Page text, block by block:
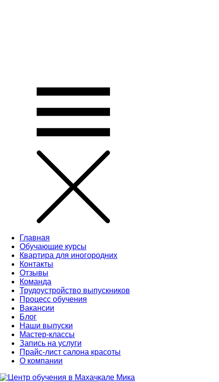
Главная
Обучающие курсы
Квартира для иногородних
Контакты
Отзывы
Команда
Трудоустройство выпускников
Процесс обучения
Вакансии
Блог
Наши выпуски
Мастер-классы
Запись на услуги
Прайс-лист салона красоты
О компании